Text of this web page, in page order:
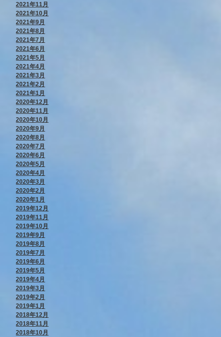
2021年11月
2021年10月
2021年9月
2021年8月
2021年7月
2021年6月
2021年5月
2021年4月
2021年3月
2021年2月
2021年1月
2020年12月
2020年11月
2020年10月
2020年9月
2020年8月
2020年7月
2020年6月
2020年5月
2020年4月
2020年3月
2020年2月
2020年1月
2019年12月
2019年11月
2019年10月
2019年9月
2019年8月
2019年7月
2019年6月
2019年5月
2019年4月
2019年3月
2019年2月
2019年1月
2018年12月
2018年11月
2018年10月